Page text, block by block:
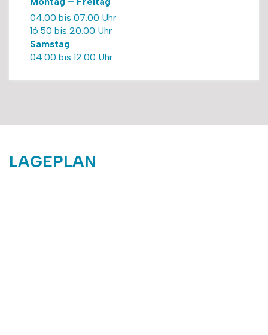
04.00 bis 07.00 Uhr
16.50 bis 20.00 Uhr
Samstag
04.00 bis 12.00 Uhr
LAGEPLAN